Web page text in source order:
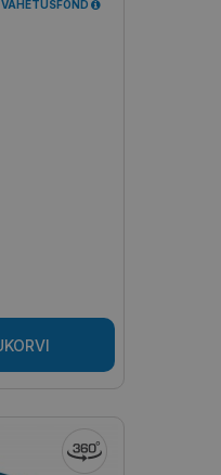
VAHETUSFOND